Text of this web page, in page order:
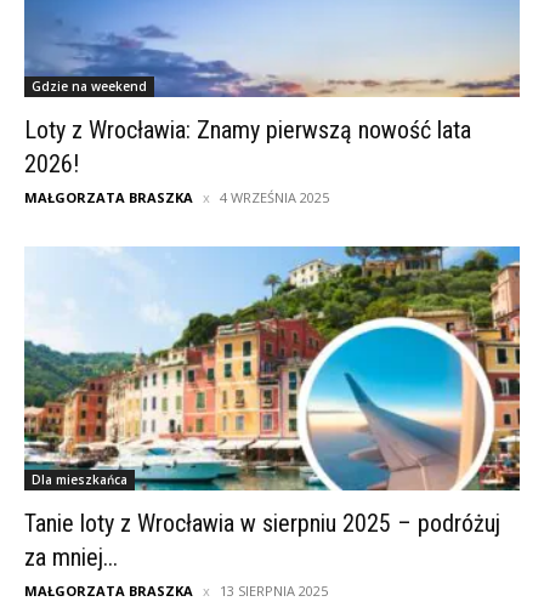
Gdzie na weekend
Loty z Wrocławia: Znamy pierwszą nowość lata
2026!
MAŁGORZATA BRASZKA 4 WRZEŚNIA 2025
Dla mieszkańca
Tanie loty z Wrocławia w sierpniu 2025 – podróżuj
za mniej...
MAŁGORZATA BRASZKA 13 SIERPNIA 2025